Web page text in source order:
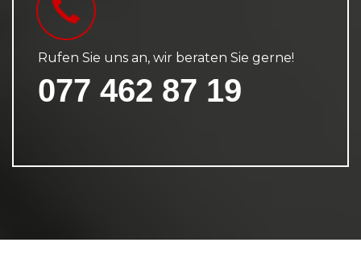
Rufen Sie uns an, wir beraten Sie gerne!
077 462 87 19